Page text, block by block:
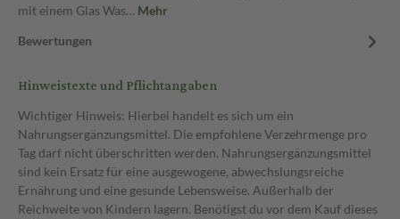
mit einem Glas Was… Mehr
Bewertungen
Hinweistexte und Pflichtangaben
Wichtiger Hinweis: Hierbei handelt es sich um ein
Nahrungsergänzungsmittel. Die empfohlene Verzehrmenge pro
Tag darf nicht überschritten werden. Nahrungsergänzungsmittel
sind kein Ersatz für eine ausgewogene, abwechslungsreiche
Ernährung und eine gesunde Lebensweise. Außerhalb der
Reichweite von Kindern lagern. Benötigst du vor dem Kauf dieses